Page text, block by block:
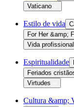
Vaticano
Estilo de vida
For Her &amp;
Vida profissional
Espiritualidade
Feriados
Virtudes
Cultura &amp;